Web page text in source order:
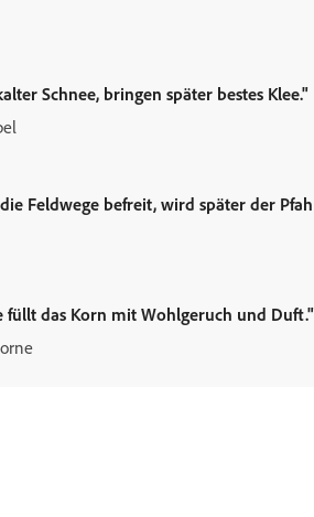
Schnee, bringen später bestes Klee."
Feldwege befreit, wird später der
füllt das Korn mit Wohlgeruch und Duft."